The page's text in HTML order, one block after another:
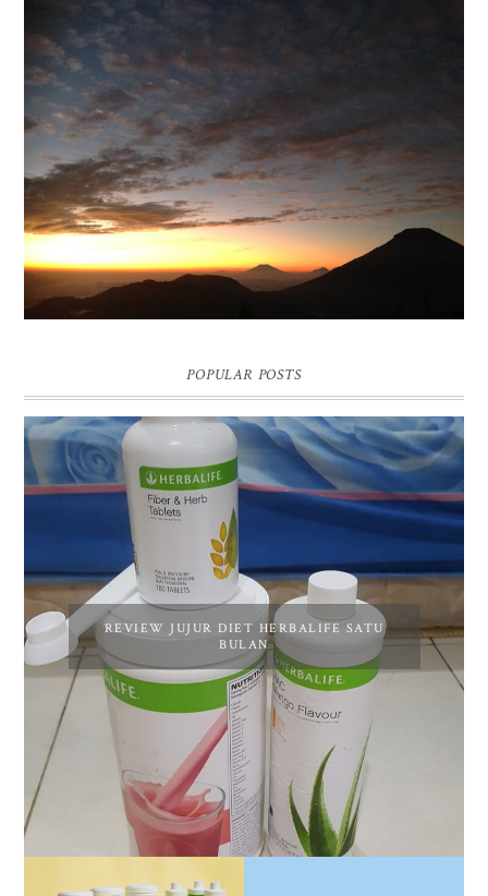
BUKIT SIKUNIR DIENG | GOLDEN SUNRISE TERBAIK DI
ASIA
POPULAR POSTS
REVIEW JUJUR DIET HERBALIFE SATU
BULAN